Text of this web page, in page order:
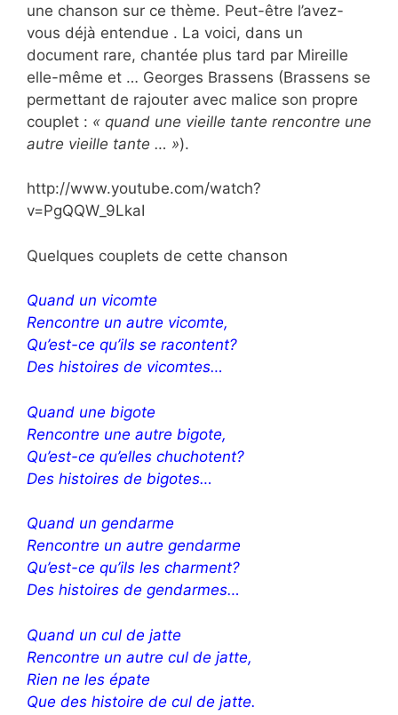
une chanson sur ce thème. Peut-être l’avez-
vous déjà entendue . La voici, dans un
document rare, chantée plus tard par Mireille
elle-même et … Georges Brassens (Brassens se
permettant de rajouter avec malice son propre
couplet : « quand une vieille tante rencontre une
autre vieille tante … »).
http://www.youtube.com/watch?
v=PgQQW_9LkaI
Quelques couplets de cette chanson
Quand un vicomte
Rencontre un autre vicomte,
Qu’est-ce qu’ils se racontent?
Des histoires de vicomtes…
Quand une bigote
Rencontre une autre bigote,
Qu’est-ce qu’elles chuchotent?
Des histoires de bigotes…
Quand un gendarme
Rencontre un autre gendarme
Qu’est-ce qu’ils les charment?
Des histoires de gendarmes…
Quand un cul de jatte
Rencontre un autre cul de jatte,
Rien ne les épate
Que des histoire de cul de jatte.